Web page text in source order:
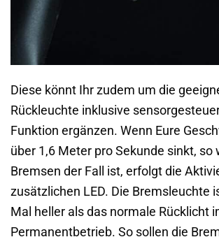
Diese könnt Ihr zudem um die
Rückleuchte inklusive
Funktion ergänzen. Wenn Eure
über 1,6 Meter pro Sekunde sinkt, so
Bremsen der Fall ist, erfolgt die
zusätzlichen LED. Die Bremsleuchte
Mal heller als das normale Rücklicht
Permanentbetrieb. So sollen die